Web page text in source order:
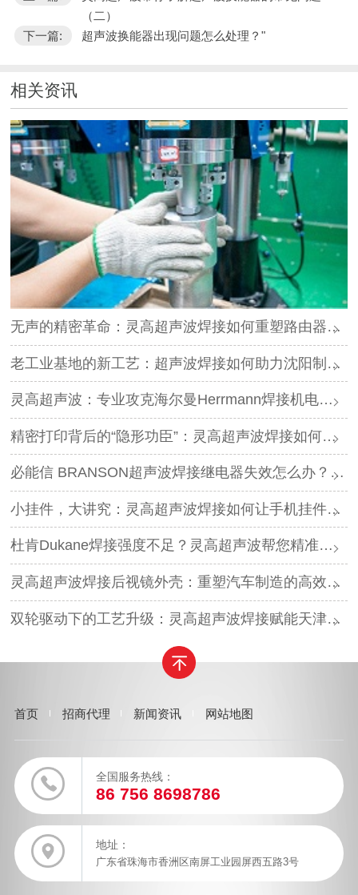
（二）
下一篇:
超声波换能器出现问题怎么处理？"
相关资讯
无声的精密革命：灵高超声波焊接如何重塑路由器外壳制造？
老工业基地的新工艺：超声波焊接如何助力沈阳制造转型？
灵高超声波：专业攻克海尔曼Herrmann焊接机电路板短路难题
精密打印背后的“隐形功臣”：灵高超声波焊接如何让喷墨头支架更可靠？
必能信 BRANSON超声波焊接继电器失效怎么办？灵高超声波“四步维修法”精准破局
小挂件，大讲究：灵高超声波焊接如何让手机挂件更“抗造”？
杜肯Dukane焊接强度不足？灵高超声波帮您精准破局
灵高超声波焊接后视镜外壳：重塑汽车制造的高效与美学
双轮驱动下的工艺升级：灵高超声波焊接赋能天津汽车与电子产业
首页 招商代理 新闻资讯 网站地图
全国服务热线：
86 756 8698786
地址：
广东省珠海市香洲区南屏工业园屏西五路3号